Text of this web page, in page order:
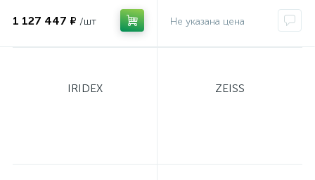
1 127 447 ₽ /шт
IRIDEX ZEISS